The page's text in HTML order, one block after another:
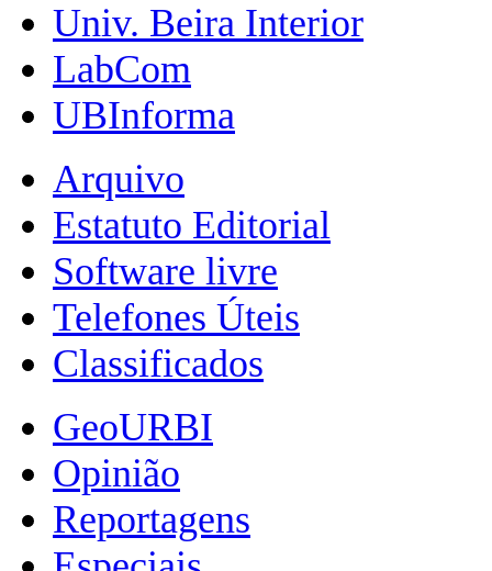
Univ. Beira Interior
LabCom
UBInforma
Arquivo
Estatuto Editorial
Software livre
Telefones Úteis
Classificados
GeoURBI
Opinião
Reportagens